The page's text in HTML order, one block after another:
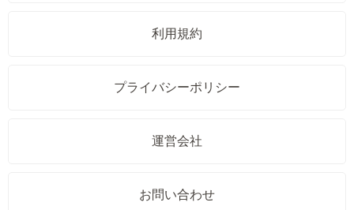
利用規約
プライバシーポリシー
運営会社
お問い合わせ